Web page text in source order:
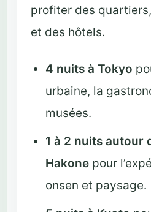
profiter des
et des hôtels.
4 nuits à Tokyo
urbaine, la
musées.
1 à 2 nuits autour
Hakone pour
onsen et paysage.